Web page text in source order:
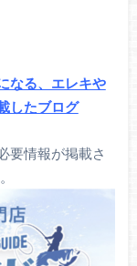
なる、エレキや
したブログ
要情報が掲載さ